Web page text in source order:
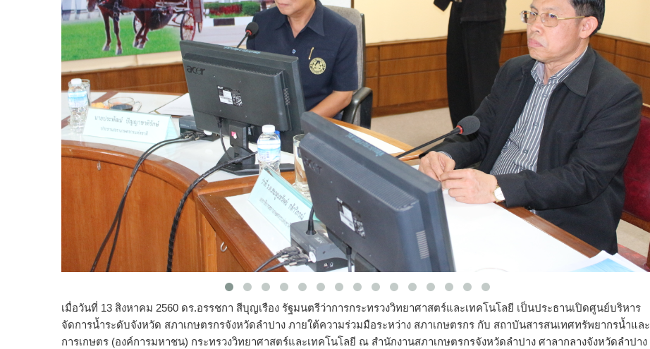
เมื่อวันที่ 13 สิงหาคม 2560 ดร.อรรชกา สีบุญเรือง รัฐมนตรีว่าการกระทรวงวิทยาศาสตร์และเทคโนโลยี เป็นประธานเปิดศูนย์บริหาร
จัดการน้ำระดับจังหวัด สภาเกษตรกรจังหวัดลำปาง ภายใต้ความร่วมมือระหว่าง สภาเกษตรกร กับ สถาบันสารสนเทศทรัพยากรน้ำและ
การเกษตร (องค์การมหาชน) กระทรวงวิทยาศาสตร์และเทคโนโลยี ณ สำนักงานสภาเกษตรกรจังหวัดลำปาง ศาลากลางจังหวัดลำปาง